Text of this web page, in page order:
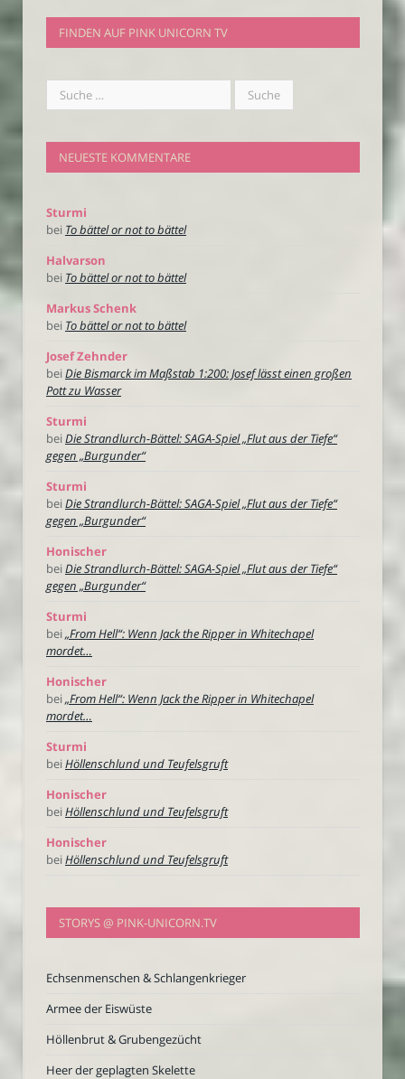
FINDEN AUF PINK UNICORN TV
NEUESTE KOMMENTARE
Sturmi
bei To bättel or not to bättel
Halvarson
bei To bättel or not to bättel
Markus Schenk
bei To bättel or not to bättel
Josef Zehnder
beiDie Bismarck im Maßstab 1:200: Josef lässt einen großen
Pott zu Wasser
Sturmi
beiDie Strandlurch-Bättel: SAGA-Spiel „Flut aus der Tiefe“
gegen „Burgunder“
Sturmi
beiDie Strandlurch-Bättel: SAGA-Spiel „Flut aus der Tiefe“
gegen „Burgunder“
Honischer
beiDie Strandlurch-Bättel: SAGA-Spiel „Flut aus der Tiefe“
gegen „Burgunder“
Sturmi
bei„From Hell“: Wenn Jack the Ripper in Whitechapel
mordet…
Honischer
bei„From Hell“: Wenn Jack the Ripper in Whitechapel
mordet…
Sturmi
beiHöllenschlund und Teufelsgruft
Honischer
beiHöllenschlund und Teufelsgruft
Honischer
beiHöllenschlund und Teufelsgruft
STORYS @ PINK-UNICORN.TV
Echsenmenschen & Schlangenkrieger
Armee der Eiswüste
Höllenbrut & Grubengezücht
Heer der geplagten Skelette